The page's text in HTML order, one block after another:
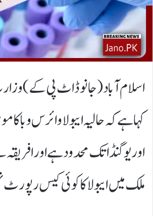
اسلام آباد(جانوڈاٹ پی کے)
کہا ہے کہ حالیہ ایبولا وائرس وبا کا
اور یوگنڈا تک محدود ہے اور
ملک میں ایبولا کا کوئی کیس